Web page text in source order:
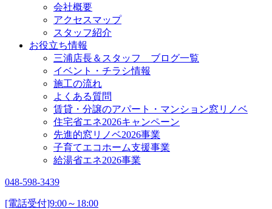
会社概要
アクセスマップ
スタッフ紹介
お役立ち情報
三浦店長＆スタッフ ブログ一覧
イベント・チラシ情報
施工の流れ
よくある質問
賃貸・分譲のアパート・マンション窓リノベ
住宅省エネ2026キャンペーン
先進的窓リノベ2026事業
子育てエコホーム支援事業
給湯省エネ2026事業
048-598-3439
[電話受付]9:00～18:00